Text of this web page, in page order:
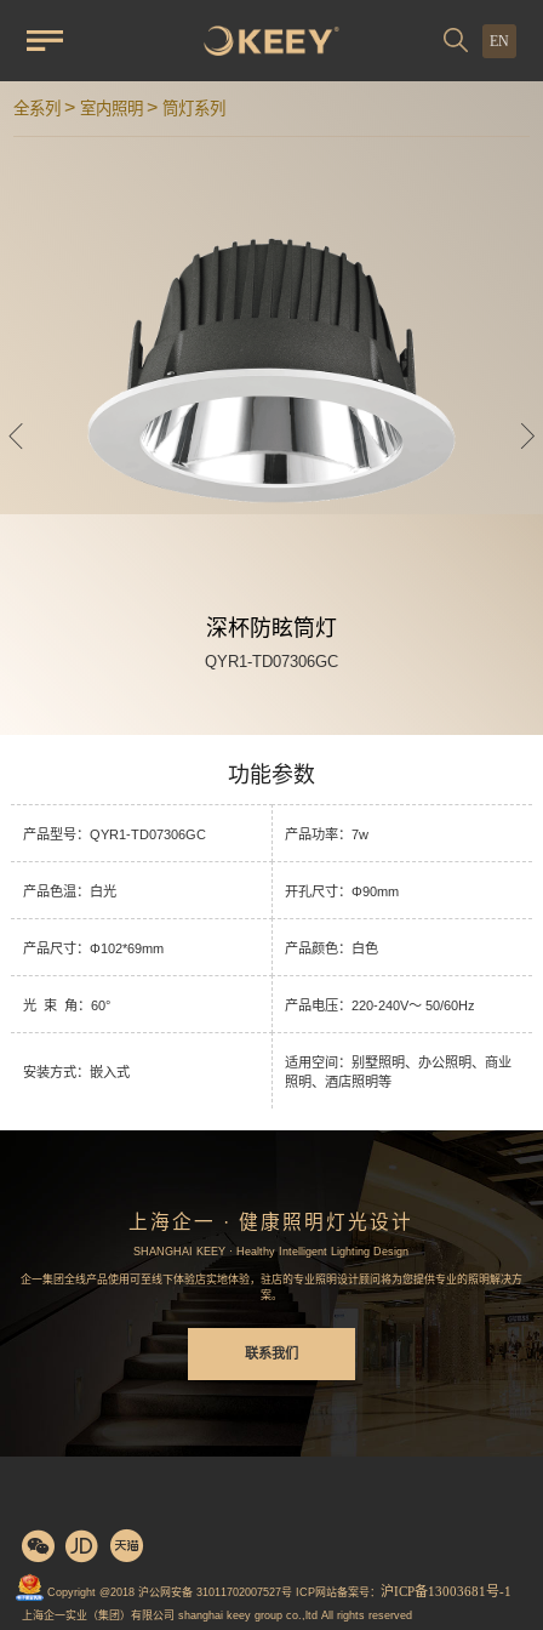
EN
全系列 > 室内照明 >筒灯系列
深杯防眩筒灯
QYR1-TD07306GC
功能参数
产品型号：QYR1-TD07306GC 产品功率：7w
产品色温：白光 开孔尺寸：Φ90mm
产品尺寸：Φ102*69mm 产品颜色：白色
光 束 角：60° 产品电压：220-240V～ 50/60Hz
安装方式：嵌入式
适用空间：别墅照明、办公照明、商业
照明、酒店照明等
上海企一 · 健康照明灯光设计
SHANGHAI KEEY · Healthy Intelligent Lighting Design
企一集团全线产品使用可至线下体验店实地体验，驻店的专业照明设计顾问将为您提供专业的照明解决方
案。
联系我们
Copyright @2018 沪公网安备 31011702007527号 ICP网站备案号： 沪ICP备13003681号-1
上海企一实业（集团）有限公司 shanghai keey group co.,ltd All rights reserved